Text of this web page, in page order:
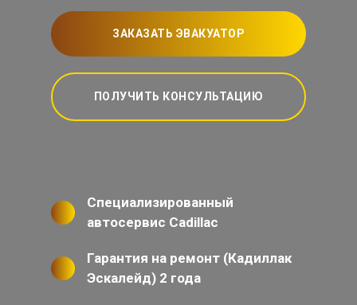
ЗАКАЗАТЬ ЭВАКУАТОР
ПОЛУЧИТЬ КОНСУЛЬТАЦИЮ
Специализированный
автосервис Cadillac
Гарантия на ремонт (Кадиллак
Эскалейд) 2 года